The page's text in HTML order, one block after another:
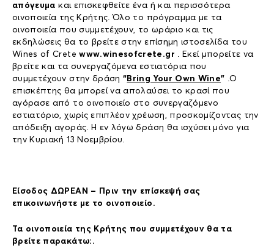
απόγευμα και επισκεφθείτε ένα ή και περισσότερα
οινοποιεία της Κρήτης. Όλο το πρόγραμμα με τα
οινοποιεία που συμμετέχουν, το ωράριο και τις
εκδηλώσεις θα το βρείτε στην επίσημη ιστοσελίδα του
Wines of Cretewww.winesofcrete.gr . Εκεί μπορείτε να
βρείτε και τα συνεργαζόμενα εστιατόρια που
συμμετέχουν στην δράση“Bring Your Own Wine” .Ο
επισκέπτης θα μπορεί να απολαύσει το κρασί που
αγόρασε από το οινοποιείο στο συνεργαζόμενο
εστιατόριο, χωρίς επιπλέον χρέωση, προσκομίζοντας την
απόδειξη αγοράς. Η εν λόγω δράση θα ισχύσει μόνο για
την Κυριακή 13 Νοεμβρίου.
Είσοδος ΔΩΡΕΑΝ – Πριν την επίσκεψή σας
επικοινωνήστε με το οινοποιείο.
Τα οινοποιεία της Κρήτης που συμμετέχουν θα τα
βρείτε παρακάτω:.